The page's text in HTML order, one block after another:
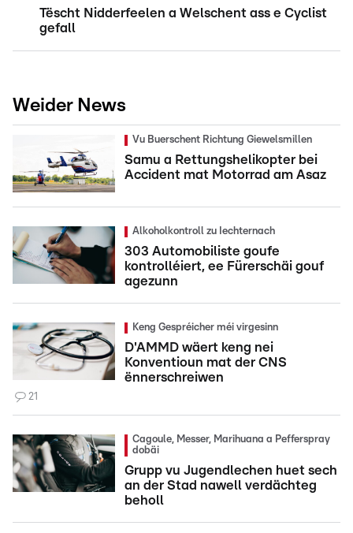
Tëscht Nidderfeelen a Welschent ass e Cyclist
gefall
Weider News
Vu Buerschent Richtung Giewelsmillen
Samu a Rettungshelikopter bei
Accident mat Motorrad am Asaz
Alkoholkontroll zu Iechternach
303 Automobiliste goufe
kontrolléiert, ee Fürerschäi gouf
agezunn
Keng Gespréicher méi virgesinn
D'AMMD wäert keng nei
Konventioun mat der CNS
ënnerschreiwen
21
Cagoule, Messer, Marihuana a Pefferspray
dobäi
Grupp vu Jugendlechen huet sech
an der Stad nawell verdächteg
beholl